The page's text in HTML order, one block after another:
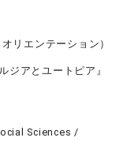
リエンテーション）
ジアとユートピア』
Sciences /